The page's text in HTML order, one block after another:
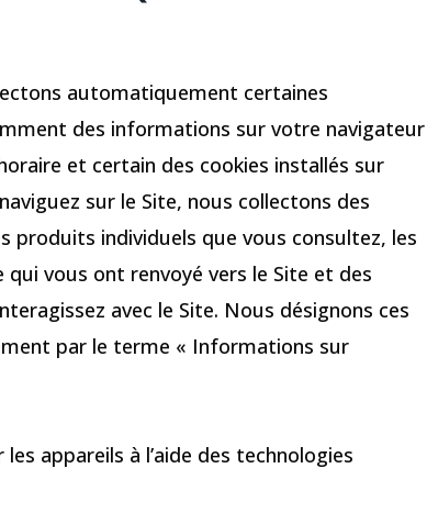
automatiquement certaines
des informations sur votre navigateur
et certain des cookies installés sur
sur le Site, nous collectons des
produits individuels que vous consultez, les
vous ont renvoyé vers le Site et des
avec le Site. Nous désignons ces
par le terme « Informations sur
appareils à l’aide des technologies